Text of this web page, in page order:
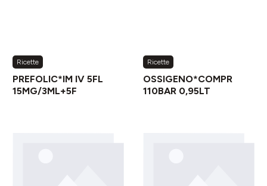
Ricette
PREFOLIC*IM IV 5FL
15MG/3ML+5F
Ricette
OSSIGENO*COMPR
110BAR 0,95LT